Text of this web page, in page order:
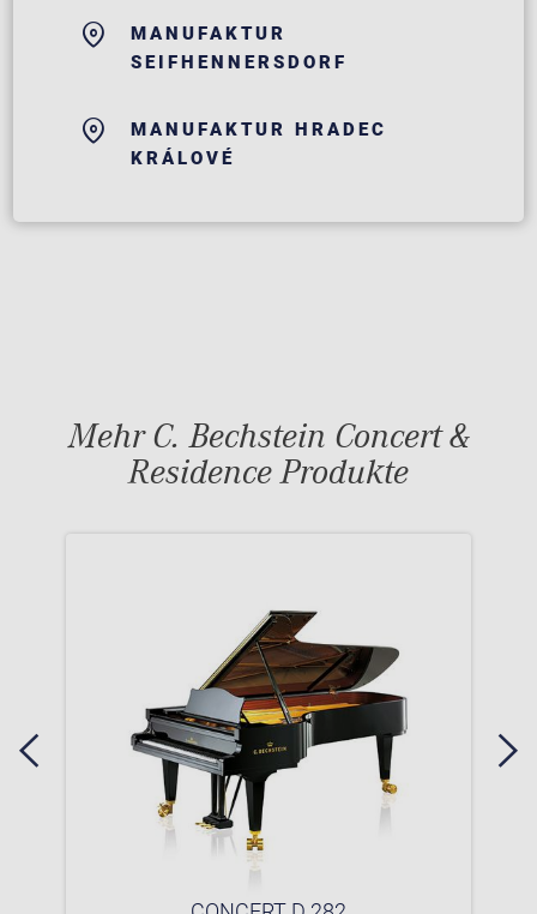
MANUFAKTUR
SEIFHENNERSDORF
MANUFAKTUR HRADEC
KRÁLOVÉ
Mehr C. Bechstein Concert &
Residence Produkte